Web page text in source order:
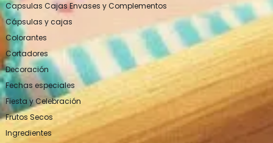
Capsulas Cajas Envases y Complementos
Cápsulas y cajas
Colorantes
Cortadores
Decoración
Fechas especiales
Fiesta y Celebración
Frutos Secos
Ingredientes